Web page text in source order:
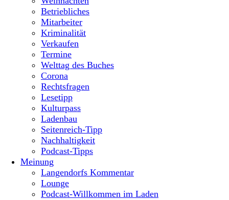
Betriebliches
Mitarbeiter
Kriminalität
Verkaufen
Termine
Welttag des Buches
Corona
Rechtsfragen
Lesetipp
Kulturpass
Ladenbau
Seitenreich-Tipp
Nachhaltigkeit
Podcast-Tipps
Meinung
Langendorfs Kommentar
Lounge
Podcast-Willkommen im Laden